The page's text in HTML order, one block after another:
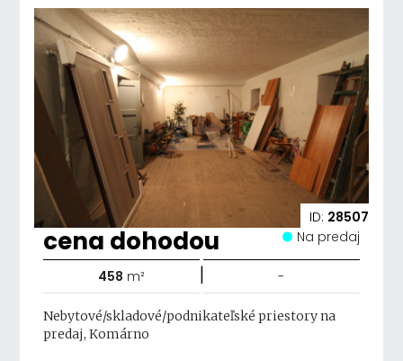
ID: 28507
cena dohodou Na predaj
458 m² | -
Nebytové/skladové/podnikateľské priestory na
predaj, Komárno